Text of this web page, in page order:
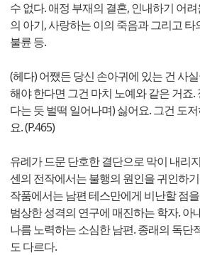
수 없다. 애정 부재의 결혼, 인내하기 어
의 아기, 사랑하는 이의 죽음과 그리고
불륜 등.
(헤다) 어쨌든 당신 손아귀에 있는 건 사
해야 한다면 그건 마치 노예와 같은 거죠.
다는 듯 벌떡 일어나며) 싫어요. 그건 도
요. (P.465)
유례가 드문 단호한 결단으로 막이 내리
센의 전작에서는 불행의 원인을 귀인하
작품에서는 남편 테스만에게 비난할 점
범상한 성격의 연구에 매진하는 학자. 아
나름 노력하는 소심한 남편. 종래의 독단
도 다르다.